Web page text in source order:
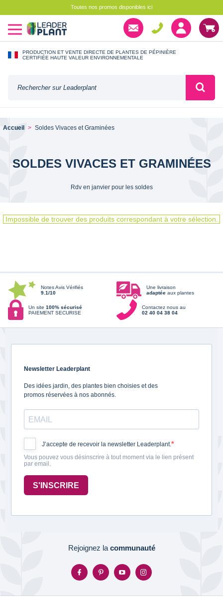
Toutes nos promos disponibles ici
PRODUCTION ET VENTE DIRECTE DE PLANTES DE PÉPINIÈRE
CERTIFIÉE HAUTE VALEUR ENVIRONNEMENTALE
Accueil Soldes Vivaces et Graminées
SOLDES VIVACES ET GRAMINÉES
Rdv en janvier pour les soldes
Impossible de trouver des produits correspondant à votre sélection.
Notes Avis Vérifiés
9.1/10
Une livraison
adaptée aux plantes
Un site 100% sécurisé
PAIEMENT SECURISE
Contactez nous au
02 40 04 38 04
Newsletter Leaderplant
Des idées jardin, des plantes bien choisies et des
promos réservées à nos abonnés.
J’accepte de recevoir la newsletter Leaderplant.
Vous pouvez vous désinscrire à tout moment via le lien présent
par email.
S'INSCRIRE
Rejoignez la communauté